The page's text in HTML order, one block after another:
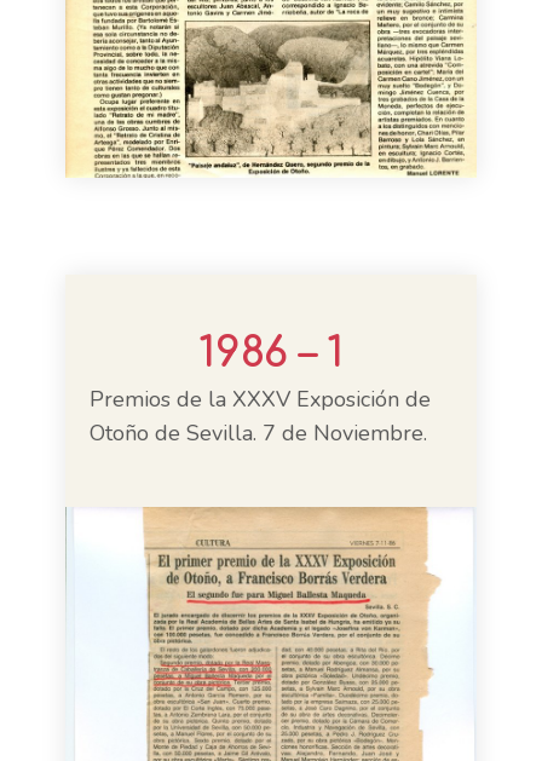
1986 – 1
Premios de la XXXV Exposición de
Otoño de Sevilla. 7 de Noviembre.